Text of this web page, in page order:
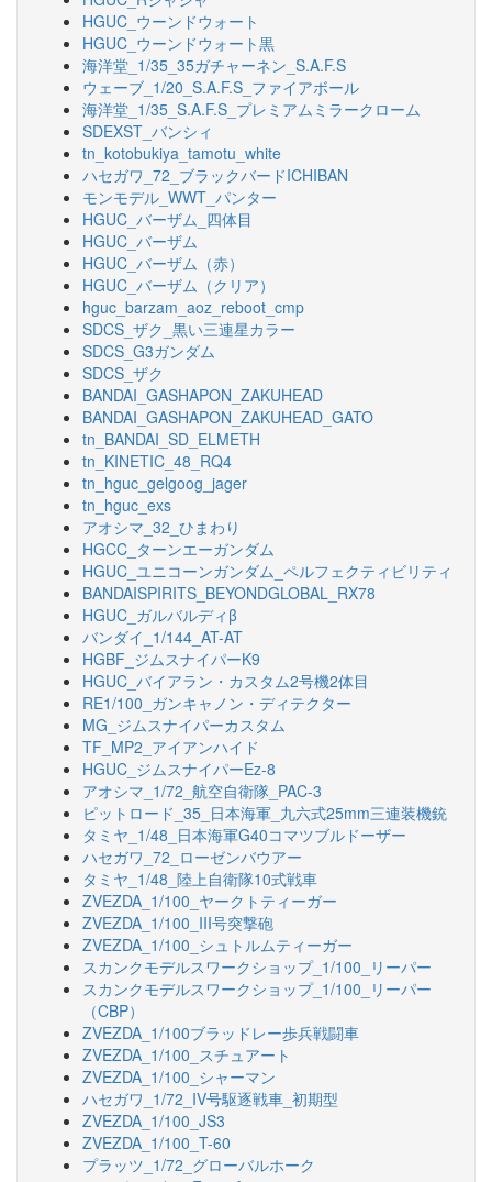
HGUC_ウーンドウォート
HGUC_ウーンドウォート黒
海洋堂_1/35_35ガチャーネン_S.A.F.S
ウェーブ_1/20_S.A.F.S_ファイアボール
海洋堂_1/35_S.A.F.S_プレミアムミラークローム
SDEXST_バンシィ
tn_kotobukiya_tamotu_white
ハセガワ_72_ブラックバードICHIBAN
モンモデル_WWT_パンター
HGUC_バーザム_四体目
HGUC_バーザム
HGUC_バーザム（赤）
HGUC_バーザム（クリア）
hguc_barzam_aoz_reboot_cmp
SDCS_ザク_黒い三連星カラー
SDCS_G3ガンダム
SDCS_ザク
BANDAI_GASHAPON_ZAKUHEAD
BANDAI_GASHAPON_ZAKUHEAD_GATO
tn_BANDAI_SD_ELMETH
tn_KINETIC_48_RQ4
tn_hguc_gelgoog_jager
tn_hguc_exs
アオシマ_32_ひまわり
HGCC_ターンエーガンダム
HGUC_ユニコーンガンダム_ペルフェクティビリティ
BANDAISPIRITS_BEYONDGLOBAL_RX78
HGUC_ガルバルディβ
バンダイ_1/144_AT-AT
HGBF_ジムスナイパーK9
HGUC_バイアラン・カスタム2号機2体目
RE1/100_ガンキャノン・ディテクター
MG_ジムスナイパーカスタム
TF_MP2_アイアンハイド
HGUC_ジムスナイパーEz-8
アオシマ_1/72_航空自衛隊_PAC-3
ピットロード_35_日本海軍_九六式25mm三連装機銃
タミヤ_1/48_日本海軍G40コマツブルドーザー
ハセガワ_72_ローゼンバウアー
タミヤ_1/48_陸上自衛隊10式戦車
ZVEZDA_1/100_ヤークトティーガー
ZVEZDA_1/100_III号突撃砲
ZVEZDA_1/100_シュトルムティーガー
スカンクモデルスワークショップ_1/100_リーパー
スカンクモデルスワークショップ_1/100_リーパー
（CBP）
ZVEZDA_1/100ブラッドレー歩兵戦闘車
ZVEZDA_1/100_スチュアート
ZVEZDA_1/100_シャーマン
ハセガワ_1/72_IV号駆逐戦車_初期型
ZVEZDA_1/100_JS3
ZVEZDA_1/100_T-60
プラッツ_1/72_グローバルホーク